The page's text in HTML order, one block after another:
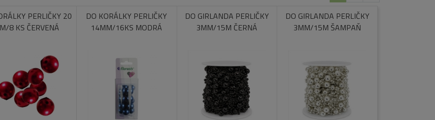
PERLIČKY 20
8 KS ČERVENÁ
DO KORÁLKY PERLIČKY
14MM/16KS MODRÁ
DO GIRLANDA PERLIČKY
3MM/15M ČERNÁ
DO GIRLANDA PERLIČKY
3MM/15M ŠAMPAŇ